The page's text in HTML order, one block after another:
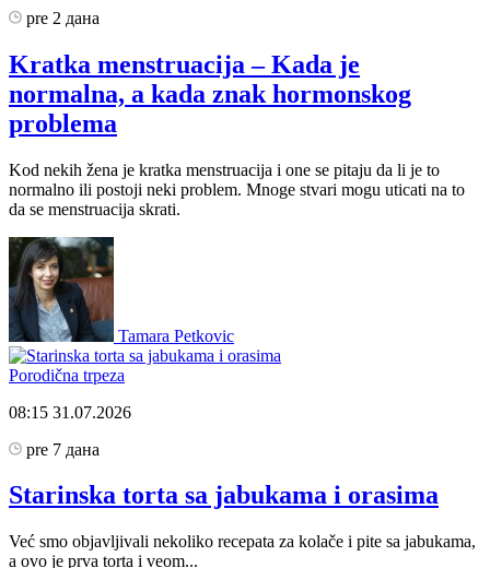
pre 2 дана
Kratka menstruacija – Kada je
normalna, a kada znak hormonskog
problema
Kod nekih žena je kratka menstruacija i one se pitaju da li je to
normalno ili postoji neki problem. Mnoge stvari mogu uticati na to
da se menstruacija skrati.
Tamara Petkovic
Porodična trpeza
08:15 31.07.2026
pre 7 дана
Starinska torta sa jabukama i orasima
Već smo objavljivali nekoliko recepata za kolače i pite sa jabukama,
a ovo je prva torta i veom...